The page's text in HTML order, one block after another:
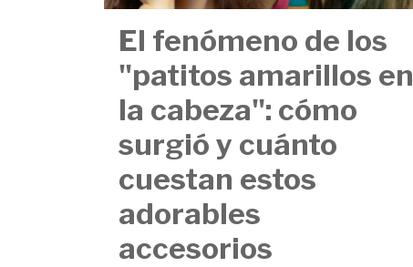
El fenómeno de los
"patitos amarillos en
la cabeza": cómo
surgió y cuánto
cuestan estos
adorables
accesorios